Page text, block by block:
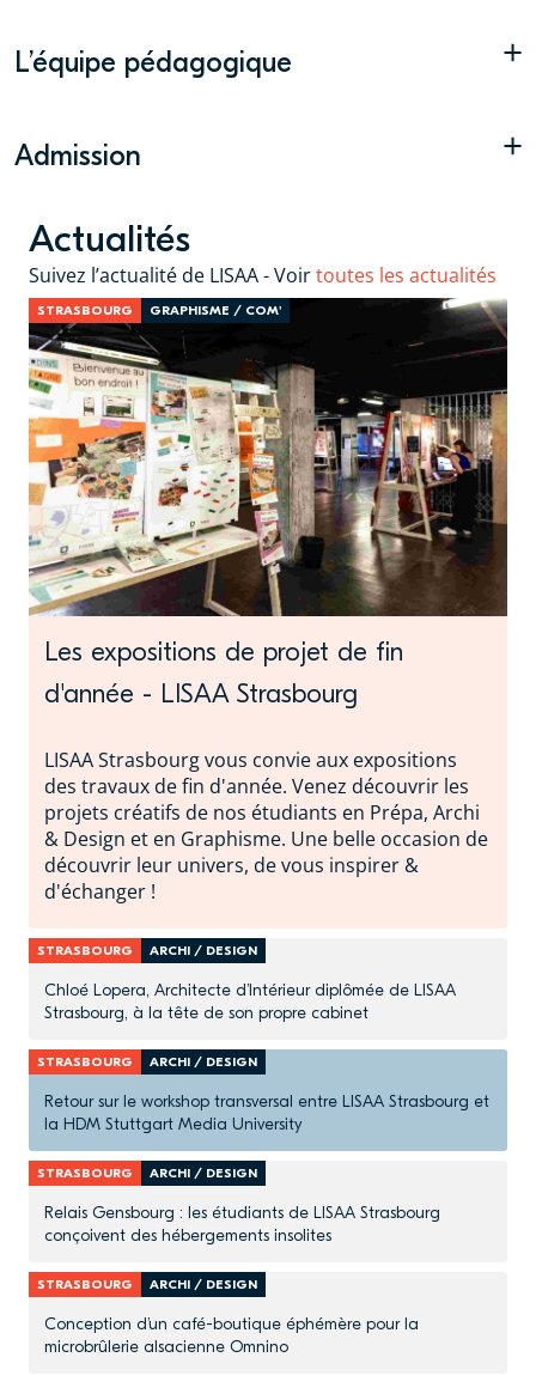
L’équipe pédagogique +
Admission +
Actualités
Suivez l’actualité de LISAA - Voirtoutes les actualités
STRASBOURG GRAPHISME / COM'
Les expositions de projet de fin
d'année - LISAA Strasbourg
LISAA Strasbourg vous convie aux expositions
des travaux de fin d'année. Venez découvrir les
projets créatifs de nos étudiants en Prépa, Archi
& Design et en Graphisme. Une belle occasion de
découvrir leur univers, de vous inspirer &
d'échanger !
STRASBOURG ARCHI / DESIGN
Chloé Lopera, Architecte d’Intérieur diplômée de LISAA
Strasbourg, à la tête de son propre cabinet
STRASBOURG ARCHI / DESIGN
Retour sur le workshop transversal entre LISAA Strasbourg et
la HDM Stuttgart Media University
STRASBOURG ARCHI / DESIGN
Relais Gensbourg : les étudiants de LISAA Strasbourg
conçoivent des hébergements insolites
STRASBOURG ARCHI / DESIGN
Conception d’un café-boutique éphémère pour la
microbrûlerie alsacienne Omnino